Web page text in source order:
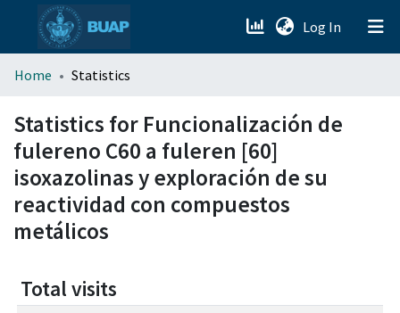
Log In (current)
menu.section.about_menu
All of DSpace
Home Statistics
Statistics for Funcionalización de
fulereno C60 a fuleren [60]
isoxazolinas y exploración de su
reactividad con compuestos
metálicos
Total visits